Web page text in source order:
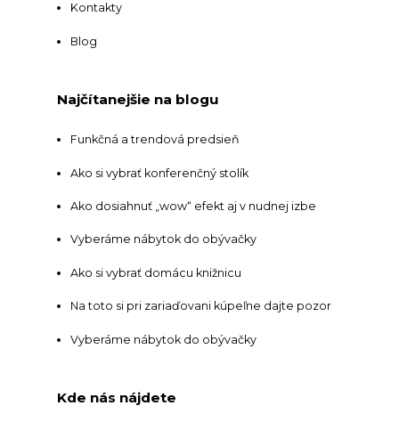
Kontakty
Blog
Najčítanejšie na blogu
Funkčná a trendová predsieň
Ako si vybrať konferenčný stolík
Ako dosiahnuť „wow“ efekt aj v nudnej izbe
Vyberáme nábytok do obývačky
Ako si vybrať domácu knižnicu
Na toto si pri zariaďovani kúpeľne dajte pozor
Vyberáme nábytok do obývačky
Kde nás nájdete